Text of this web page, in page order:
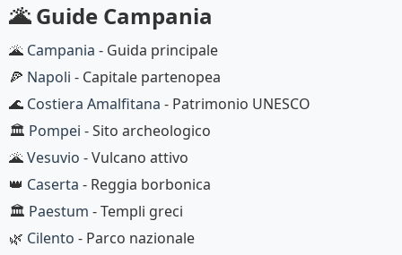
🌋 Guide Campania
🌋 Campania - Guida principale
🍕 Napoli - Capitale partenopea
🌊 Costiera Amalfitana - Patrimonio UNESCO
🏛️ Pompei - Sito archeologico
🌋Vesuvio - Vulcano attivo
👑 Caserta - Reggia borbonica
🏛️ Paestum - Templi greci
🌿 Cilento - Parco nazionale